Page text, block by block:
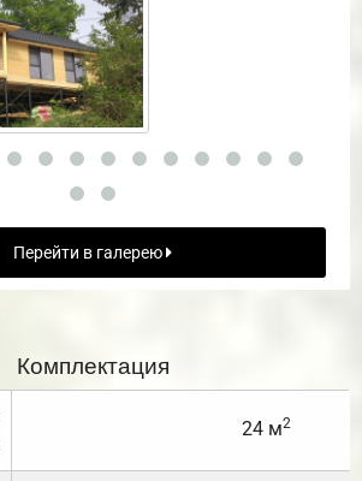
Перейти в галерею
Комплектация
24 м2